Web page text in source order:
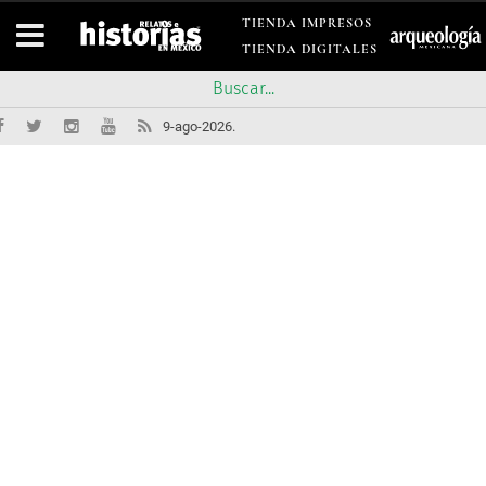
TIENDA IMPRESOS
TIENDA DIGITALES
9-ago-2026.